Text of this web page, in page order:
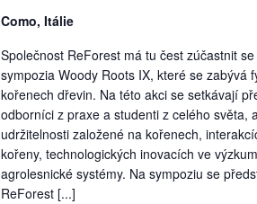
Como, Itálie
Společnost ReForest má tu čest zúčastnit
sympozia Woody Roots IX, které se zabývá
kořenech dřevin. Na této akci se setkávají
odborníci z praxe a studenti z celého světa,
udržitelnosti založené na kořenech,
kořeny, technologických inovacích ve
agrolesnické systémy. Na sympoziu se
ReForest [...]